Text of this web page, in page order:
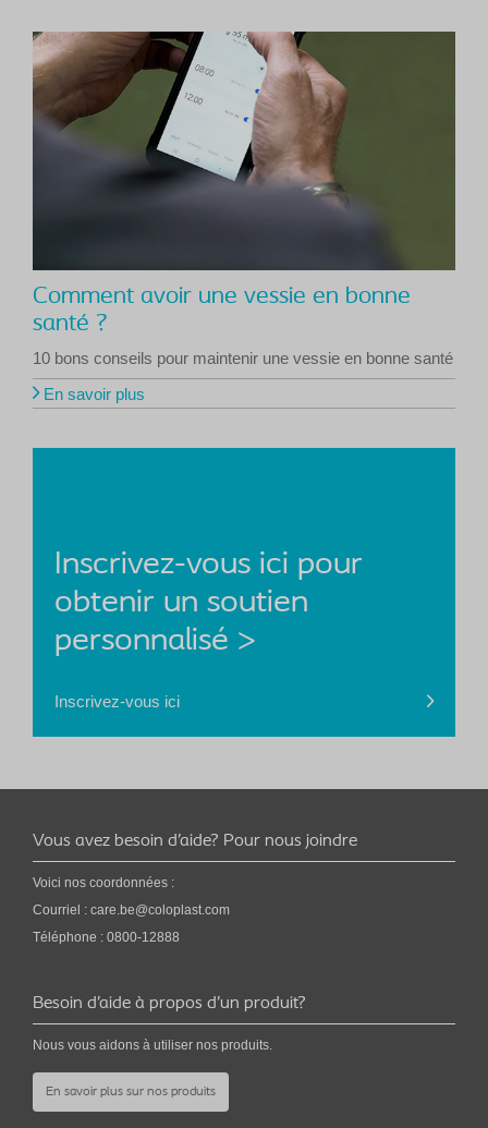
Comment avoir une vessie en bonne
santé ?
10 bons conseils pour maintenir une vessie en bonne santé
En savoir plus
Inscrivez-vous ici pour
obtenir un soutien
personnalisé >
Inscrivez-vous ici
Vous avez besoin d’aide? Pour nous joindre
Voici nos coordonnées :
Courriel : care.be@coloplast.com
Téléphone : 0800-12888
Besoin d’aide à propos d’un produit?
Nous vous aidons à utiliser nos produits.
En savoir plus sur nos produits